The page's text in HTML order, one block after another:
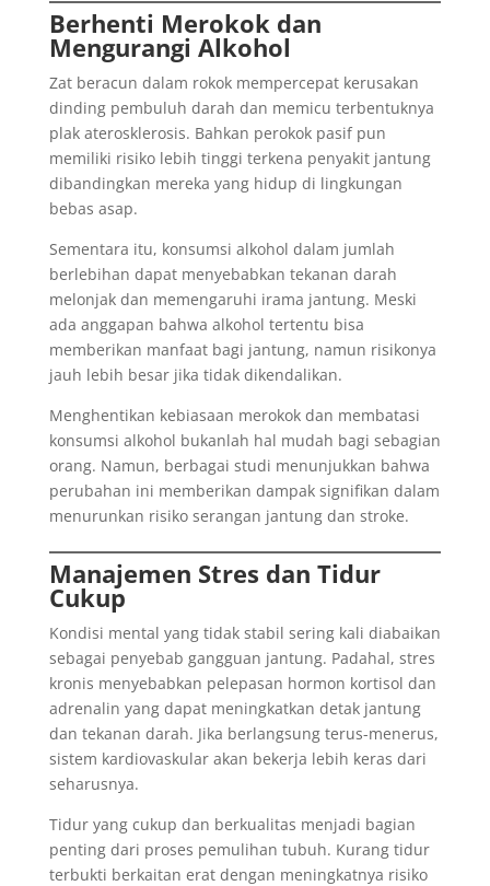
Berhenti Merokok dan
Mengurangi Alkohol
Zat beracun dalam rokok mempercepat kerusakan
dinding pembuluh darah dan memicu terbentuknya
plak aterosklerosis. Bahkan perokok pasif pun
memiliki risiko lebih tinggi terkena penyakit jantung
dibandingkan mereka yang hidup di lingkungan
bebas asap.
Sementara itu, konsumsi alkohol dalam jumlah
berlebihan dapat menyebabkan tekanan darah
melonjak dan memengaruhi irama jantung. Meski
ada anggapan bahwa alkohol tertentu bisa
memberikan manfaat bagi jantung, namun risikonya
jauh lebih besar jika tidak dikendalikan.
Menghentikan kebiasaan merokok dan membatasi
konsumsi alkohol bukanlah hal mudah bagi sebagian
orang. Namun, berbagai studi menunjukkan bahwa
perubahan ini memberikan dampak signifikan dalam
menurunkan risiko serangan jantung dan stroke.
Manajemen Stres dan Tidur
Cukup
Kondisi mental yang tidak stabil sering kali diabaikan
sebagai penyebab gangguan jantung. Padahal, stres
kronis menyebabkan pelepasan hormon kortisol dan
adrenalin yang dapat meningkatkan detak jantung
dan tekanan darah. Jika berlangsung terus-menerus,
sistem kardiovaskular akan bekerja lebih keras dari
seharusnya.
Tidur yang cukup dan berkualitas menjadi bagian
penting dari proses pemulihan tubuh. Kurang tidur
terbukti berkaitan erat dengan meningkatnya risiko